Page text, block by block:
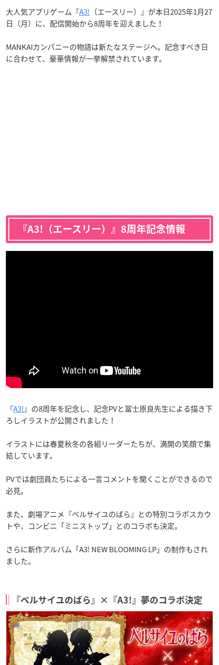
大人気アプリゲーム『A3! （エースリー）』が本日2025年1月27
日（月）に、配信開始から8周年を迎えました！
MANKAIカンパニーの物語は新たなステージへ。記念すべき日
に合わせて、豪華情報が一挙解禁されています。
『A3!（エースリー）』8周年記念情報
『A3!』の8周年を記念し、記念PVと冨士原良先生による描き下
ろしイラストが公開されました！
イラストには春夏秋冬の各組リーダーたちが、満開の笑顔で集
結しています。
PVでは劇団員たちによる一言コメントを聞くことができるので
必見。
また、劇場アニメ『ベルサイユのばら』との特別コラボスカウ
トや、コンビニ「ミニストップ」とのコラボも決定。
さらに新作アルバム「A3! NEW BLOOMING LP」の制作もされ
ました。
『ベルサイユのばら』×『A3!』夢のコラボ決定